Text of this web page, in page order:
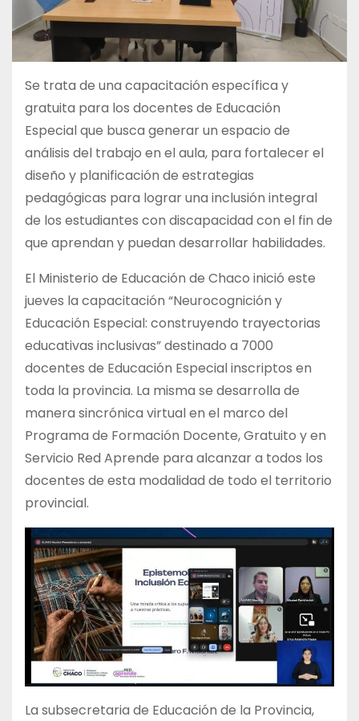
Se trata de una capacitación específica y
gratuita para los docentes de Educación
Especial que busca generar un espacio de
análisis del trabajo en el aula, para fortalecer el
diseño y planificación de estrategias
pedagógicas para lograr una inclusión integral
de los estudiantes con discapacidad con el fin de
que aprendan y puedan desarrollar habilidades.
El Ministerio de Educación de Chaco inició este
jueves la capacitación “Neurocognición y
Educación Especial: construyendo trayectorias
educativas inclusivas” destinado a 7000
docentes de Educación Especial inscriptos en
toda la provincia. La misma se desarrolla de
manera sincrónica virtual en el marco del
Programa de Formación Docente, Gratuito y en
Servicio Red Aprende para alcanzar a todos los
docentes de esta modalidad de todo el territorio
provincial.
La subsecretaria de Educación de la Provincia,